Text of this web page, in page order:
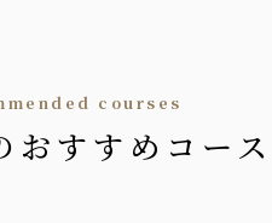
ジャパンクラフト『六ROKU』
・ジンソーダ
・ジントニック
courses
おすすめコース